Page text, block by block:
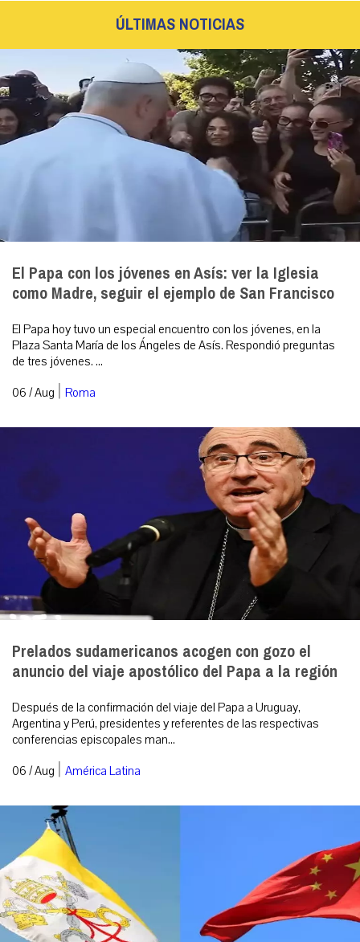
ÚLTIMAS NOTICIAS
El Papa con los jóvenes en Asís: ver la Iglesia
como Madre, seguir el ejemplo de San Francisco
El Papa hoy tuvo un especial encuentro con los jóvenes, en la
Plaza Santa María de los Ángeles de Asís. Respondió preguntas
de tres jóvenes. ...
06 / Aug | Roma
Prelados sudamericanos acogen con gozo el
anuncio del viaje apostólico del Papa a la región
Después de la confirmación del viaje del Papa a Uruguay,
Argentina y Perú, presidentes y referentes de las respectivas
conferencias episcopales man...
06 / Aug | América Latina